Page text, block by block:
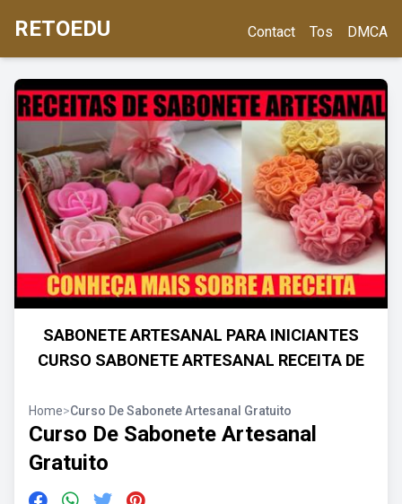
RETOEDU Contact Tos DMCA
SABONETE ARTESANAL PARA INICIANTES
CURSO SABONETE ARTESANAL RECEITA DE
Home>Curso De Sabonete Artesanal Gratuito
Curso De Sabonete Artesanal
Gratuito